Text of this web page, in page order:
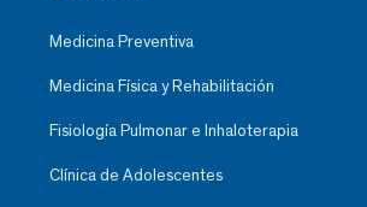
Medicina Preventiva
Medicina Física y Rehabilitación
Fisiología Pulmonar e Inhaloterapia
Clínica de Adolescentes